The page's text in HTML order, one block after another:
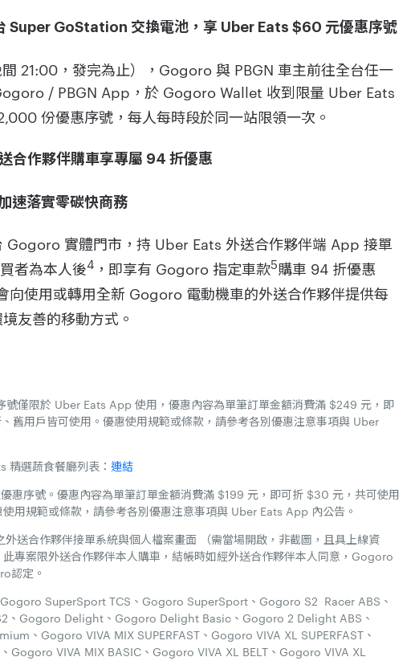
Super GoStation 交換電池，享 Uber Eats $60 元優惠序號
21:00，發完為止），Gogoro 與 PBGN 車主前往全台任一
/ PBGN App，於 Gogoro Wallet 收到限量 Uber Eats
份優惠序號，每人每時段於同一站限領一次。
合作夥伴購車享專屬 94 折優惠
速落實零碳快商務
實體門市，持 Uber Eats 外送合作夥伴端 App 接單
者為本人後4 ，即享有 Gogoro 指定車款5購車 94 折優惠
向使用或轉用全新 Gogoro 電動機車的外送合作夥伴提供每
友善的移動方式。
僅限於 Uber Eats App 使用，優惠內容為單筆訂單金額消費滿 $249 元，即
舊用戶皆可使用。優惠使用規範或條款，請參考各別優惠注意事項與 Uber
精選蔬食餐廳列表：連結
序號。優惠內容為單筆訂單金額消費滿 $199 元，即可折 $30 元，共可使用
用規範或條款，請參考各別優惠注意事項與 Uber Eats App 內公告。
送合作夥伴接單系統與個人檔案畫面 （需當場開啟，非截圖，且具上線資
專案限外送合作夥伴本人購車，結帳時如經外送合作夥伴本人同意，Gogoro
認定。
SuperSport TCS、Gogoro SuperSport、Gogoro S2 Racer ABS、
、Gogoro Delight、Gogoro Delight Basic、Gogoro 2 Delight ABS、
、Gogoro VIVA MIX SUPERFAST、Gogoro VIVA XL SUPERFAST、
Gogoro VIVA MIX BASIC、Gogoro VIVA XL BELT、Gogoro VIVA XL